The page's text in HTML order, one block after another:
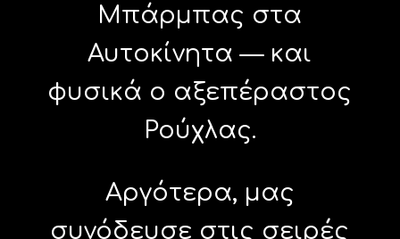
Μπάρμπας στα
Αυτοκίνητα — και
φυσικά ο αξεπέραστος
Ρούχλας.
Αργότερα, μας
συνόδευσε στις σειρές